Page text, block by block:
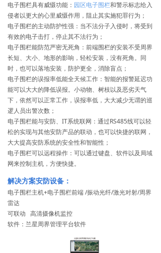
电子围栏具有威慑功能： 园区电子围栏和警示标志给入
侵者以更大的心里威慑作用，阻止其实施犯罪行为；
电子围栏的主动防护性强：当不法分子入侵时，将受到
有效的电子击打，停止其不法行为；
电子围栏能防范严密无死角：前端围栏的安装不受周界
长短、大小、地形的影响，轻松安装，没有死角。同
时，也可以落地安装，防护更全，消除盲点；
电子围栏的误报率低能全天候工作：智能的报警延迟功
能可以大大的降低误报。小动物、树枝以及恶劣天气
下，依然可以正常工作，误报率低，大大减少无谓的巡
逻人员出警次数；
电子围栏能与安防、IT系统联网：通过RS485线可以轻
松的实现与其他安防产品的联动，也可以快捷的联网，
大大提高安防系统的安全性和智能性；
电子围栏可以远程操作：可以通过键盘、软件以及局域
网来控制主机，方便快捷。
解决方案安防设备：
电子围栏主机+电子围栏前端 /振动光纤/激光对射/周界
雷达
可联动 高清摄像机监控
软件：兰星周界管理平台软件